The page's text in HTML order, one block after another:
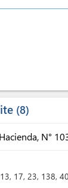
8
N°
, 17, 23, 138,